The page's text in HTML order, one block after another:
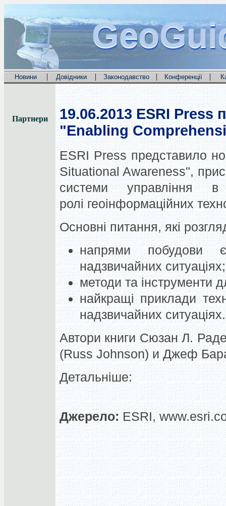
Новини | Довідники | Законодавство | Конференції |
Партнери 19.06.2013 ESRI Press
"Enabling
ESRI Press представило
Situational Awareness",
системи управління
ролі геоінформаційних
Основні питання, які
напрями побудови
надзвичайних ситуаціях;
методи та інструменти
найкращі приклади
надзвичайних ситуаціях.
Автори книги Сюзан Л.
(Russ Johnson) и Джеф
Детальніше:
Джерело: ESRI,